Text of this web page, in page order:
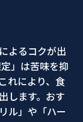
よるコクが出
」は苦味を抑
れにより、食
します。おす
ル」や「ハー